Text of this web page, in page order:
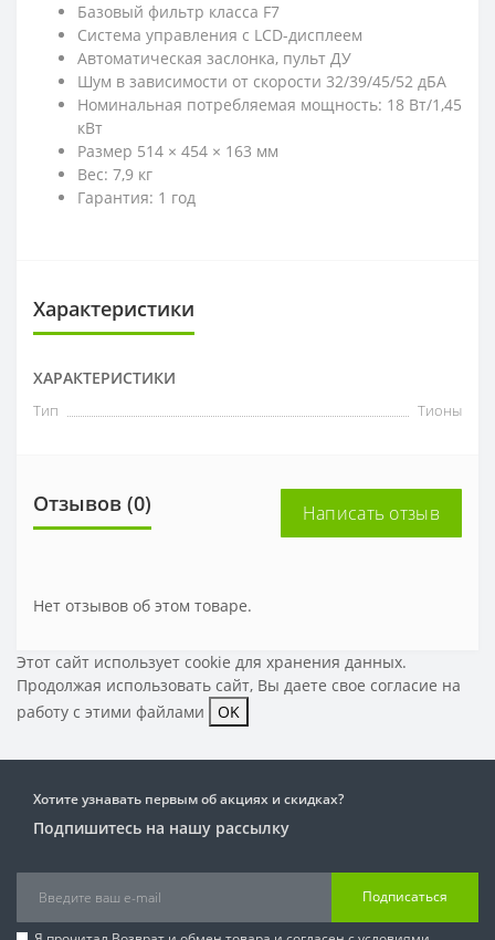
Базовый фильтр класса F7
Система управления с LCD-дисплеем
Автоматическая заслонка, пульт ДУ
Шум в зависимости от скорости 32/39/45/52 дБА
Номинальная потребляемая мощность: 18 Вт/1,45
кВт
Размер 514 × 454 × 163 мм
Вес: 7,9 кг
Гарантия: 1 год
Характеристики
ХАРАКТЕРИСТИКИ
Тип Тионы
Отзывов (0) Написать отзыв
Нет отзывов об этом товаре.
Этот сайт использует cookie для хранения данных.
Продолжая использовать сайт, Вы даете свое согласие на
работу с этими файлами
OK
Хотите узнавать первым об акциях и скидках?
Подпишитесь на нашу рассылку
Подписаться